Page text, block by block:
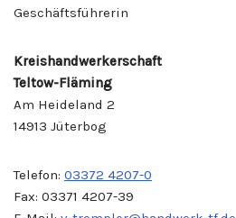
Geschäftsführerin
Kreishandwerkerschaft
Teltow-Fläming
Am Heideland 2
14913 Jüterbog
Telefon: 03372 4207-0
Fax: 03371 4207-39